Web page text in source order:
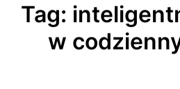
Tag:
w